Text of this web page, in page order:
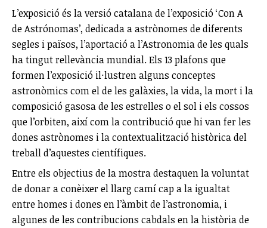
L’exposició és la versió catalana de l’exposició ‘Con A
de Astrónomas’, dedicada a astrònomes de diferents
segles i països, l’aportació a l’Astronomia de les quals
ha tingut rellevància mundial. Els 13 plafons que
formen l’exposició il·lustren alguns conceptes
astronòmics com el de les galàxies, la vida, la mort i la
composició gasosa de les estrelles o el sol i els cossos
que l’orbiten, així com la contribució que hi van fer les
dones astrònomes i la contextualització històrica del
treball d’aquestes científiques.
Entre els objectius de la mostra destaquen la voluntat
de donar a conèixer el llarg camí cap a la igualtat
entre homes i dones en l’àmbit de l’astronomia, i
algunes de les contribucions cabdals en la història de